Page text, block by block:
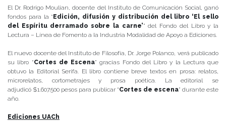
El Dr. Rodrigo Moulian, docente del Instituto de Comunicación Social, ganó
fondos para la “Edición, difusión y distribución del libro ‘El sello
del Espíritu derramado sobre la carne’” del Fondo del Libro y la
Lectura – Línea de Fomento a Ia Industria Modalidad de Apoyo a Ediciones.
El nuevo docente del Instituto de Filosofía, Dr. Jorge Polanco, verá publicado
su libro “Cortes de Escena” gracias Fondo del Libro y la Lectura que
obtuvo la Editorial Serifa. El libro contiene breve textos en prosa: relatos,
microrelatos, cortometrajes y prosa poética. La editorial se
adjudicó $1.607.500 pesos para publicar “Cortes de escena” durante este
año.
Ediciones UACh